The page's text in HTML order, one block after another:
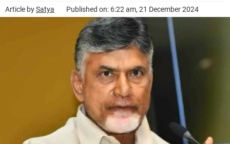
Article bySatya Published on: 6:22 am, 21 December 2024